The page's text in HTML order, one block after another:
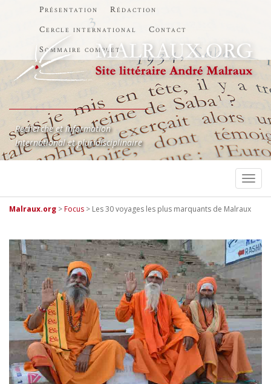
Présentation
Rédaction
Cercle international
Contact
Sommaire complet
Recherche et information
International et pluridisciplinaire
Malraux.org >Focus > Les 30 voyages les plus marquants de Malraux